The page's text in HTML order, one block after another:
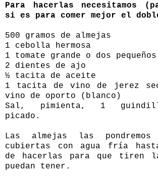
Para hacerlas necesitamos
si es para comer mejor el
500 gramos de almejas
1 cebolla hermosa
1 tomate grande o dos pequeños
2 dientes de ajo
½ tacita de aceite
1 tacita de vino de jerez
vino de oporto (blanco)
Sal, pimienta, 1
picado.
Las almejas las
cubiertas con agua fría
de hacerlas para que tiren
puedan tener.